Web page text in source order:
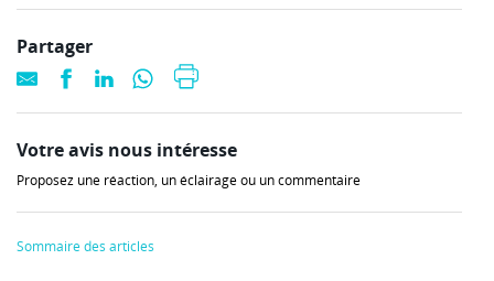
Partager
Votre avis nous intéresse
Proposez une réaction, un éclairage ou un commentaire
Sommaire des articles